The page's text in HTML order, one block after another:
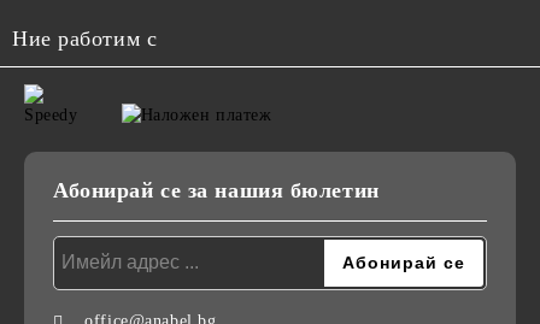
Ние работим с
Абонирай се за нашия бюлетин